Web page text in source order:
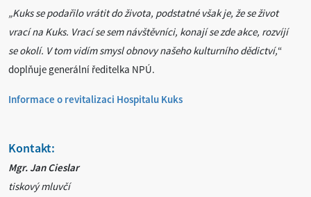
„Kuks se podařilo vrátit do života, podstatné však je, že se život
vrací na Kuks. Vrací se sem návštěvníci, konají se zde akce, rozvíjí
se okolí. V tom vidím smysl obnovy našeho kulturního dědictví,“
doplňuje generální ředitelka NPÚ.
Informace o revitalizaci Hospitalu Kuks
Kontakt:
Mgr. Jan Cieslar
tiskový mluvčí